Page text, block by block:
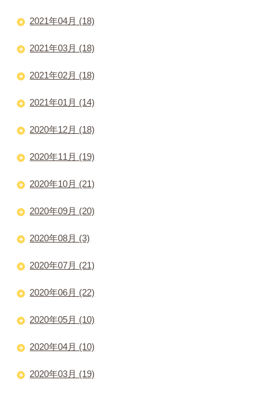
2021年04月 (18)
2021年03月 (18)
2021年02月 (18)
2021年01月 (14)
2020年12月 (18)
2020年11月 (19)
2020年10月 (21)
2020年09月 (20)
2020年08月 (3)
2020年07月 (21)
2020年06月 (22)
2020年05月 (10)
2020年04月 (10)
2020年03月 (19)